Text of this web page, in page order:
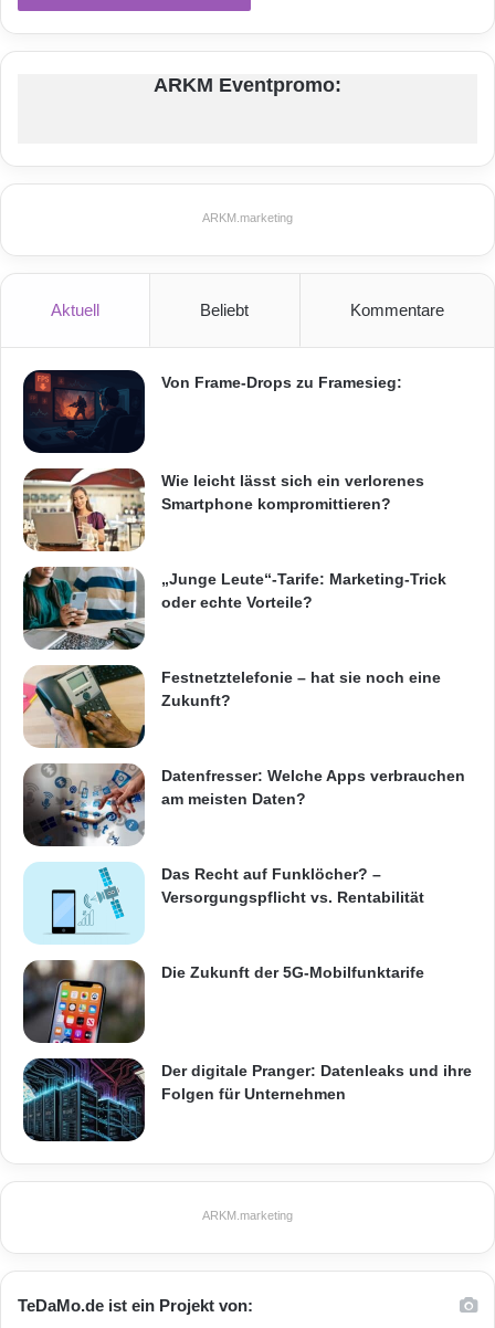
einfache Anbindung externer
Systeme zu Anwendungen wie
– Efficiency: Für Projekte unter hohem
Zeitdruck beschleunigt
dieses Subscription Pack die Bereitstellung
von Geschäftsprozessen für
kommerzielle Implementierungen. Benutzer
können mit zahlreichen
Vorlagen für Geschäftsprozesse von
Zentralfunktionen der Unternehmen
(z.B. Personalwesen, Finanzen, Qualität und
Help Desk)
Projektabwicklungen optimal beschleunigen.
Organisationen können den
Prozess mit ihren eigenen Mitarbeiterteams,
BonitaSoft oder ihren
Partnern massgerecht auf ihre
Geschäftsprozesse zuschneiden.
– Performance: Dieses Subscription Pack für
missionskritische
Implementierungen bietet zusätzliche
leistungsstarke Funktionen, um bei
ARKM Eventpromo:
ARKM.marketing
Aktuell Beliebt Kommentare
Von Frame-Drops zu Framesieg:
Wie leicht lässt sich ein verlorenes
Smartphone kompromittieren?
„Junge Leute“-Tarife: Marketing-Trick
oder echte Vorteile?
Festnetztelefonie – hat sie noch eine
Zukunft?
Datenfresser: Welche Apps verbrauchen
am meisten Daten?
Das Recht auf Funklöcher? –
Versorgungspflicht vs. Rentabilität
Die Zukunft der 5G-Mobilfunktarife
Der digitale Pranger: Datenleaks und ihre
Folgen für Unternehmen
ARKM.marketing
TeDaMo.de ist ein Projekt von: